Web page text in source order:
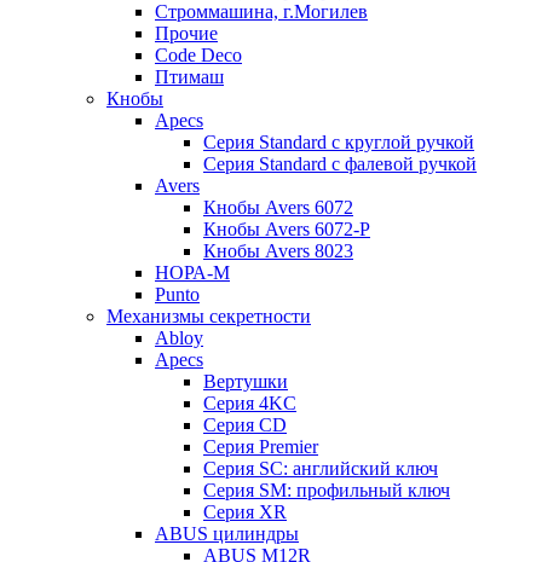
Строммашина, г.Могилев
Прочие
Code Deco
Птимаш
Кнобы
Apecs
Серия Standard с круглой ручкой
Серия Standard с фалевой ручкой
Avers
Кнобы Avers 6072
Кнобы Avers 6072-P
Кнобы Avers 8023
НОРА-М
Punto
Механизмы секретности
Abloy
Apecs
Вертушки
Серия 4KC
Серия CD
Серия Premier
Серия SC: английский ключ
Серия SM: профильный ключ
Серия XR
ABUS цилиндры
ABUS M12R